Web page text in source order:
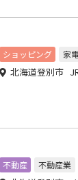
ショッピング
家
北海道登別市
不動産
不動産業